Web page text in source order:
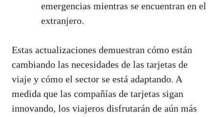
emergencias mientras se encuentran en el
extranjero.
Estas actualizaciones demuestran cómo están
cambiando las necesidades de las tarjetas de
viaje y cómo el sector se está adaptando. A
medida que las compañías de tarjetas sigan
innovando, los viajeros disfrutarán de aún más